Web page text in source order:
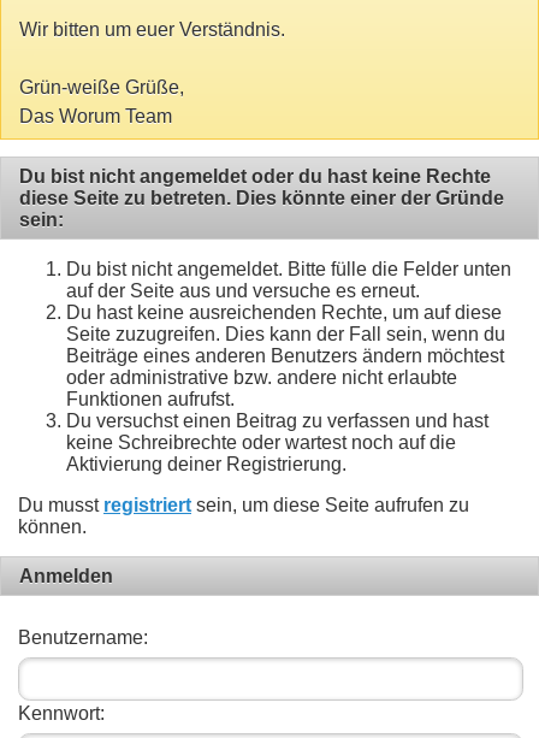
Wir bitten um euer Verständnis.
Grün-weiße Grüße,
Das Worum Team
Du bist nicht angemeldet oder du hast keine Rechte
diese Seite zu betreten. Dies könnte einer der Gründe
sein:
Du bist nicht angemeldet. Bitte fülle die Felder unten
auf der Seite aus und versuche es erneut.
Du hast keine ausreichenden Rechte, um auf diese
Seite zuzugreifen. Dies kann der Fall sein, wenn du
Beiträge eines anderen Benutzers ändern möchtest
oder administrative bzw. andere nicht erlaubte
Funktionen aufrufst.
Du versuchst einen Beitrag zu verfassen und hast
keine Schreibrechte oder wartest noch auf die
Aktivierung deiner Registrierung.
Du musst registriert sein, um diese Seite aufrufen zu
können.
Anmelden
Benutzername:
Kennwort: